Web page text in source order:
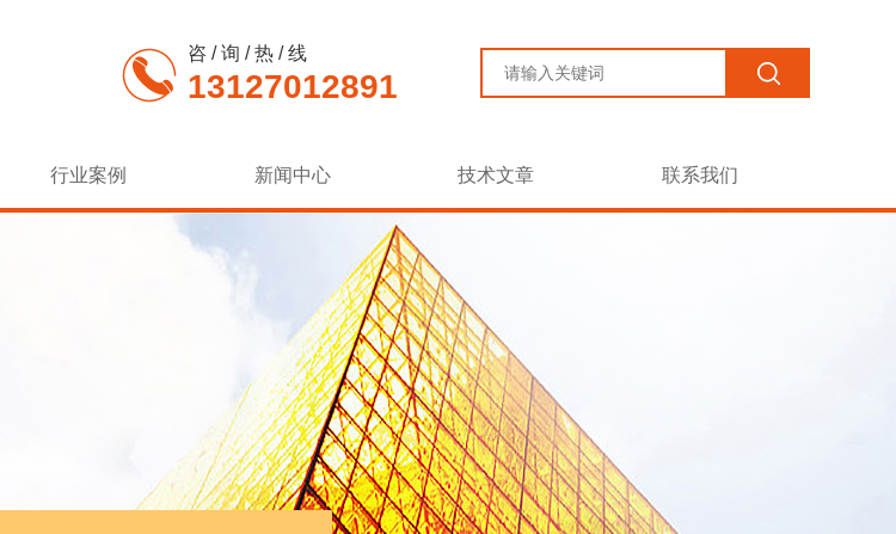
咨 / 询 / 热 / 线
13127012891
行业案例 新闻中心 技术文章 联系我们